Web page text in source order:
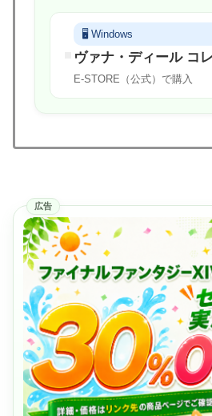
Windows
ヴァナ・ディール コ
E-STORE（公式）で購入
広告